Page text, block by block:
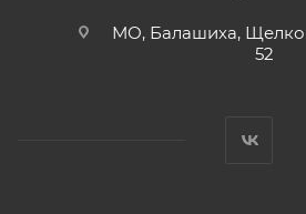
МО, Балашиха,
52